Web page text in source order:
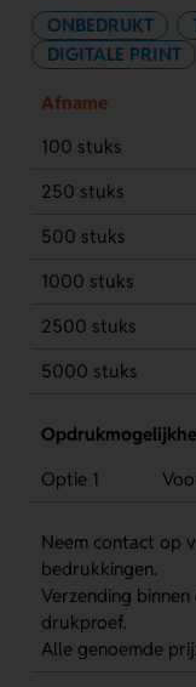
ONBEDRUKT
DIGITALE PRINT
Afname
100 stuks
250 stuks
500 stuks
1000 stuks
2500 stuks
5000 stuks
Optie 1
Neem contact op
bedrukkingen.
Verzending
drukproef.
Alle genoemde